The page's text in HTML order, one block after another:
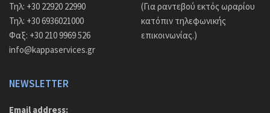
Τηλ: +30 22920 22990
Τηλ: +30 6936021000
Φαξ: +30 210 9969 526
info@kappaservices.gr
(Για ραντεβού εκτός ωραρίου
κατόπιν τηλεφωνικής
επικοινωνίας.)
NEWSLETTER
Email address: